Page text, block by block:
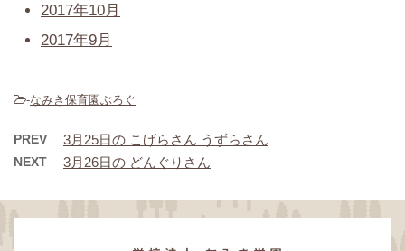
2017年10月
2017年9月
-なみき保育園ぶろぐ
PREV 3月25日の こげらさん うずらさん
NEXT 3月26日の どんぐりさん